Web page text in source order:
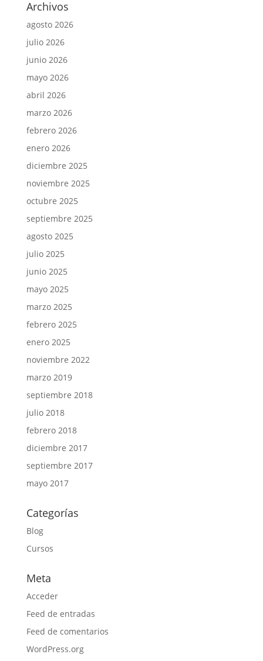
Archivos
agosto 2026
julio 2026
junio 2026
mayo 2026
abril 2026
marzo 2026
febrero 2026
enero 2026
diciembre 2025
noviembre 2025
octubre 2025
septiembre 2025
agosto 2025
julio 2025
junio 2025
mayo 2025
marzo 2025
febrero 2025
enero 2025
noviembre 2022
marzo 2019
septiembre 2018
julio 2018
febrero 2018
diciembre 2017
septiembre 2017
mayo 2017
Categorías
Blog
Cursos
Meta
Acceder
Feed de entradas
Feed de comentarios
WordPress.org